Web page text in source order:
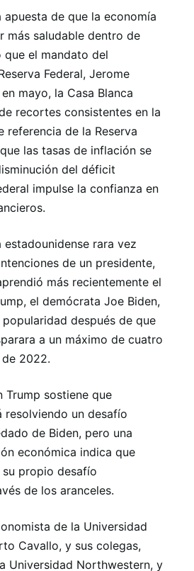
apuesta de que la economía
más saludable dentro de
que el mandato del
Federal, Jerome
mayo, la Casa Blanca
recortes consistentes en la
referencia de la Reserva
las tasas de inflación se
del déficit
impulse la confianza en
estadounidense rara vez
de un presidente,
más recientemente el
el demócrata Joe Biden,
después de que
a un máximo de cuatro
2022.
Trump sostiene que
resolviendo un desafío
de Biden, pero una
económica indica que
propio desafío
de los aranceles.
de la Universidad
Cavallo, y sus colegas,
Universidad Northwestern, y